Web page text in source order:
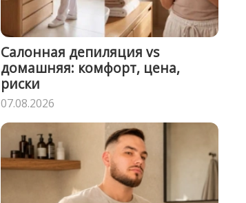
Салонная депиляция vs
домашняя: комфорт, цена,
риски
07.08.2026